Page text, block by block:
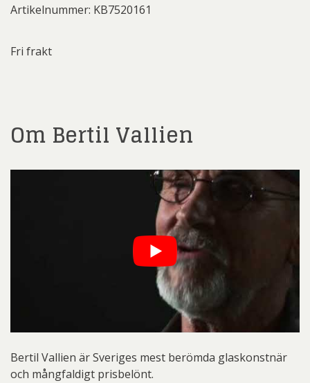
Artikelnummer: KB7520161
Fri frakt
Om Bertil Vallien
Bertil Vallien är Sveriges mest berömda glaskonstnär
och mångfaldigt prisbelönt.